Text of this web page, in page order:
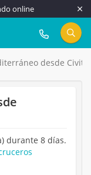
online
917 815 555
desde
durante 8 días.